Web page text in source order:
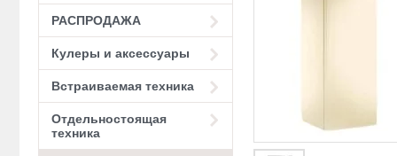
РАСПРОДАЖА
Кулеры и аксессуары
Встраиваемая техника
Отдельностоящая
техника